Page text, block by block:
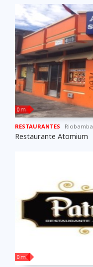
0 m
RESTAURANTES Riobamba
Restaurante Atomium
0 m